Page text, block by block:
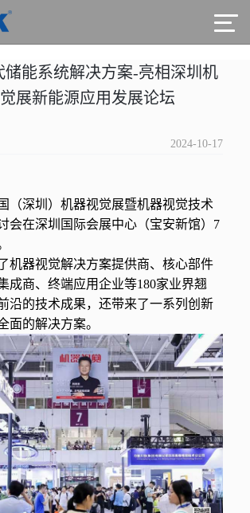
储能系统解决方案-亮相深圳机
展新能源应用发展论坛
2024-10-17
（深圳）机器视觉展暨机器视觉技术
会在深圳国际会展中心（宝安新馆）7
机器视觉解决方案提供商、核心部件
成商、终端应用企业等180家业界翘
沿的技术成果，还带来了一系列创新
面的解决方案。